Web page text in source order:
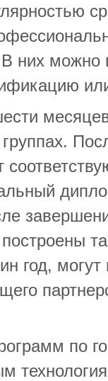
них можно
год, могут
по